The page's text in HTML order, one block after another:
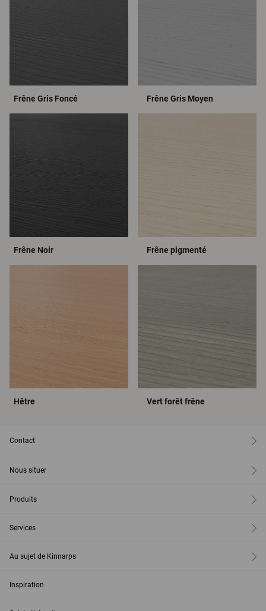
Frêne Gris Foncé Frêne Gris Moyen
Frêne Noir Frêne pigmenté
Hêtre Vert forêt frêne
Contact
Nous situer
Produits
Services
Au sujet de Kinnarps
Inspiration